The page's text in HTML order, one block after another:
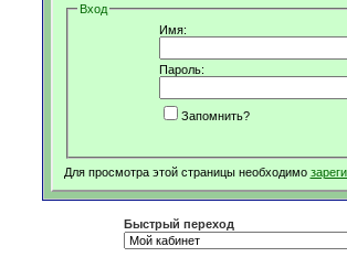
Вход
Имя:
Пароль:
Запомнить?
Для просмотра этой страницы необходимо
Быстрый переход